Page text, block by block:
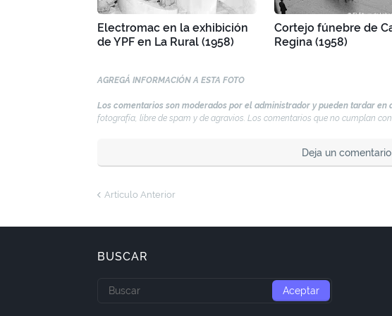
Electromac en la exhibición
de YPF en La Rural (1958)
Cortejo fúnebre de
Regina (1958)
AGREGÁ INFORMACIÓN A ESTA FOTO
Los comentarios son moderados por el administrador y pueden tardar en
fotografía, libre de spam y de agravios. Los comentarios que no cumplan
Deja un
Artículo Anterior
BUSCAR